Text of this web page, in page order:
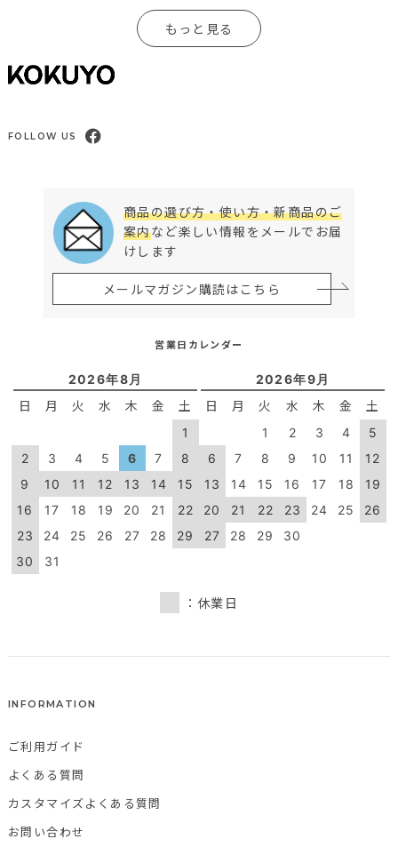
もっと見る
FOLLOW US
商品の選び方・使い方・新商品のご
案内など楽しい情報をメールでお届
けします
メールマガジン購読はこちら
営業日カレンダー
2026年8月
日 月 火 水 木 金 土
1
2
3 4 5 6 7
8
9
10 11 12 13 14
15
16
17 18 19 20 21
22
23
24 25 26 27 28
29
30
31
2026年9月
日 月 火 水 木 金 土
1 2 3 4
5
6
7 8 9 10 11
12
13
14 15 16 17 18
19
20
21 22 23 24 25
26
27
28 29 30
：休業日
INFORMATION
ご利用ガイド
よくある質問
カスタマイズよくある質問
お問い合わせ